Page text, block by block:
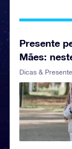
Presente
Mães:
Dicas &